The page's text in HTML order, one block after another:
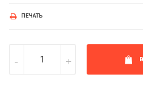
ПЕЧАТЬ